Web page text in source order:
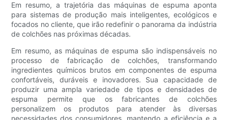
Em resumo, a trajetória das máquinas de espuma aponta
para sistemas de produção mais inteligentes, ecológicos e
focados no cliente, que irão redefinir o panorama da indústria
de colchões nas próximas décadas.
Em resumo, as máquinas de espuma são indispensáveis ​​no
processo de fabricação de colchões, transformando
ingredientes químicos brutos em componentes de espuma
confortáveis, duráveis ​​e inovadores. Sua capacidade de
produzir uma ampla variedade de tipos e densidades de
espuma permite que os fabricantes de colchões
personalizem os produtos para atender às diversas